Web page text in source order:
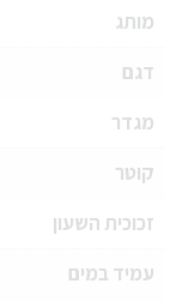
מותג
דגם
מגדר
קוטר
זכוכית השעון
עמיד במים